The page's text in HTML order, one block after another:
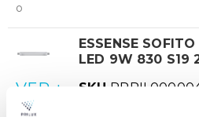
o
VER +
ESSENSE
LED 9W 830 S19
SKU